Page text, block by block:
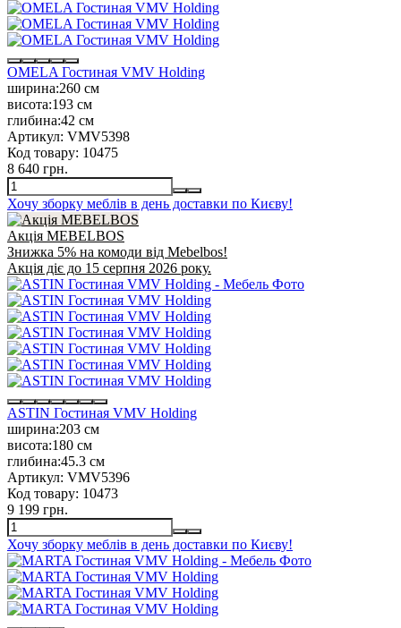
OMELA Гостиная VMV Holding
ширина:260 см
висота:193 см
глибина:42 см
Артикул: VMV5398
Код товару: 10475
8 640 грн.
Хочу зборку меблів в день доставки по Києву!
Акція MEBELBOS
Знижка 5% на комоди від Mebelbos!
Акція діє до 15 серпня 2026 року.
ASTIN Гостиная VMV Holding
ширина:203 см
висота:180 см
глибина:45.3 см
Артикул: VMV5396
Код товару: 10473
9 199 грн.
Хочу зборку меблів в день доставки по Києву!